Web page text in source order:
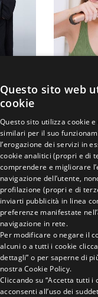
Ottieni
perfetto
Questo sito web
cookie
Questo sito utilizza cookie
similari per il suo
l’erogazione dei servizi in
cookie analitici (propri e di
comprendere e migliorare
navigazione dell’utente,
profilazione (propri e di
inviarti pubblicità in linea
preferenze manifestate
navigazione in rete.
Per modificare o negare il
alcuni o a tutti i cookie
dettagli” o per saperne di
nostra Cookie Policy.
Cliccando su “Accetta tutti i
acconsenti all’uso dei